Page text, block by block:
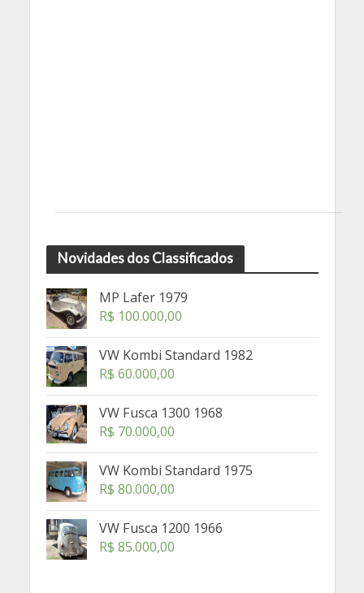
Novidades dos Classificados
MP Lafer 1979
R$ 100.000,00
VW Kombi Standard 1982
R$ 60.000,00
VW Fusca 1300 1968
R$ 70.000,00
VW Kombi Standard 1975
R$ 80.000,00
VW Fusca 1200 1966
R$ 85.000,00